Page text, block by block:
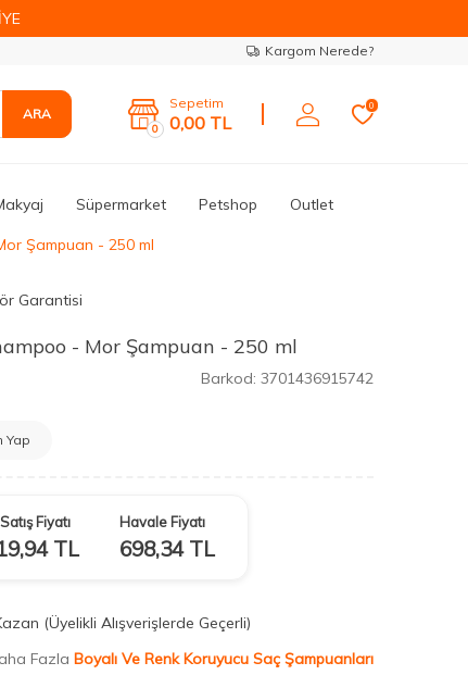
Kargom Nerede?
ARA
0
Sepetim
0,00 TL
0
Süpermarket Petshop Outlet
Şampuan - 250 ml
Garantisi
- Mor Şampuan - 250 ml
Barkod: 3701436915742
Yap
Satış Fiyatı
TL
Havale Fiyatı
698,34TL
(Üyelikli Alışverişlerde Geçerli)
Fazla Boyalı Ve Renk Koruyucu Saç Şampuanları